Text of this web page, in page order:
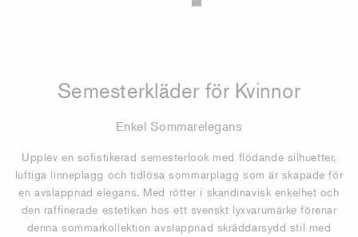
Semesterkläder för Kvinnor
Enkel Sommarelegans
Upplev en sofistikerad semesterlook med flödande silhuetter,
luftiga linneplagg och tidlösa sommarplagg som är skapade för
en avslappnad elegans. Med rötter i skandinavisk enkelhet och
den raffinerade estetiken hos ett svenskt lyxvarumärke förenar
denna sommarkollektion avslappnad skräddarsydd stil med